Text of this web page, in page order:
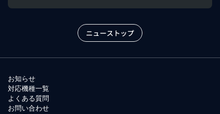
ニューストップ
お知らせ
対応機種一覧
よくある質問
お問い合わせ